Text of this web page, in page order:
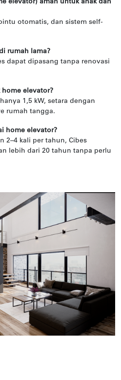
elevator) aman untuk anak dan
otomatis, dan sistem self-
rumah lama?
dapat dipasang tanpa renovasi
home elevator?
1,5 kW, setara dengan
rumah tangga.
home elevator?
2–4 kali per tahun, Cibes
lebih dari 20 tahun tanpa perlu